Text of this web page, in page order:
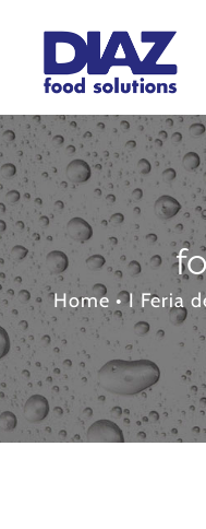
content
Home • I Feria